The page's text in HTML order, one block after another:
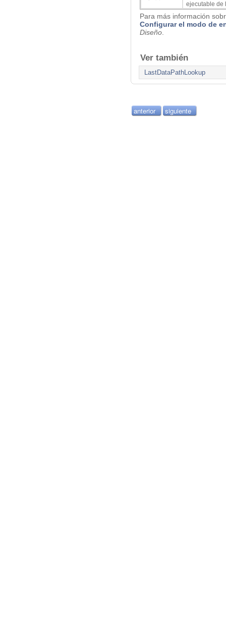
ejecutable de
Para más información
Configurar el modo de
Diseño.
Ver también
LastDataPathLookup
anterior siguiente